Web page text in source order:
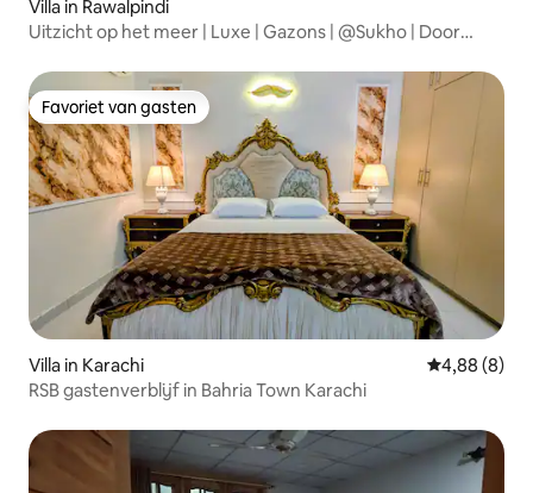
Villa in Rawalpindi
Uitzicht op het meer | Luxe | Gazons | @Sukho | Door
Favoriet van gasten
Favoriet van gasten
Villa in Karachi Gemiddelde
4,88 (8)
RSB gastenverblijf in Bahria Town Karachi